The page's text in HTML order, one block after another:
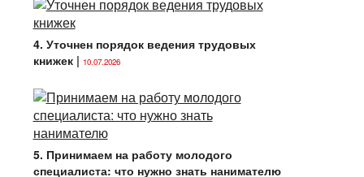
4. Уточнен порядок ведения трудовых
книжек| 10.07.2026
5. Принимаем на работу молодого
специалиста: что нужно знать нанимателю